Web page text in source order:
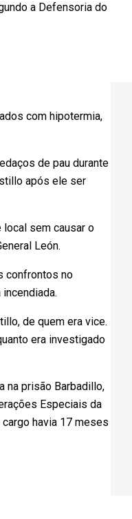
a Defensoria do
com hipotermia,
de pau durante
após ele ser
local sem causar o
León.
confrontos no
de quem era vice.
era investigado
na prisão Barbadillo,
Especiais da
havia 17 meses